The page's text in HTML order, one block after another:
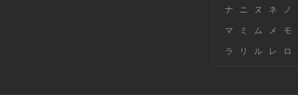
ナ ニ ヌ ネ ノ
マ ミ ム メ モ
ラ リ ル レ ロ